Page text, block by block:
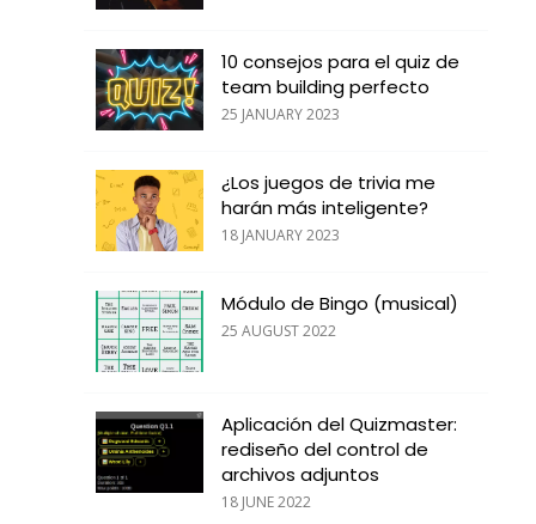
10 consejos para el quiz de
team building perfecto
25 JANUARY 2023
¿Los juegos de trivia me
harán más inteligente?
18 JANUARY 2023
Módulo de Bingo (musical)
25 AUGUST 2022
Aplicación del Quizmaster:
rediseño del control de
archivos adjuntos
18 JUNE 2022